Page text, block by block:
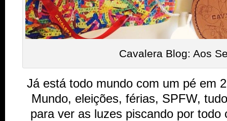
Cavalera Blog: Aos
Já está todo mundo com um pé em
Mundo, eleições, férias, SPFW,
para ver as luzes piscando por